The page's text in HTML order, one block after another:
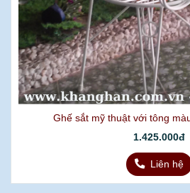
Ghế sắt mỹ thuật với tông
1.425.000đ
Liên hệ